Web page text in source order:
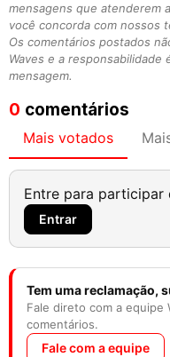
mensagens que atenderem
você concorda com nossos
Os comentários postados
Waves e a
mensagem.
0 comentários
Mais votados
Entre para participar
Entrar
Tem uma reclamação,
Fale direto com a
comentários.
Fale com a equipe